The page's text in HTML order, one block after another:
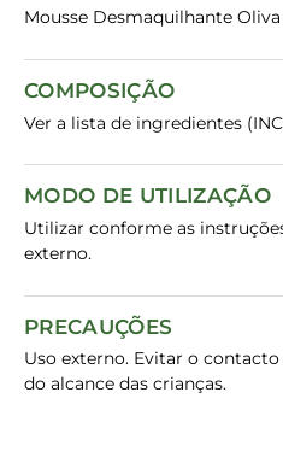
Mousse Desmaquilhante
COMPOSIÇÃO
Ver a lista de ingredientes
MODO DE UTILIZAÇÃO
Utilizar conforme as
externo.
PRECAUÇÕES
Uso externo. Evitar o
do alcance das crianças.